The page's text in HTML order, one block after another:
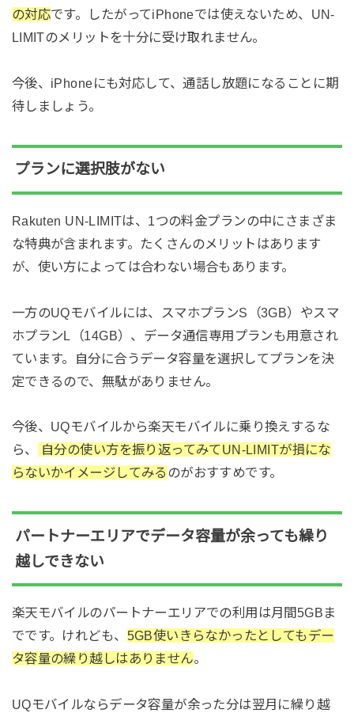
の対応です。したがってiPhoneでは使えないため、UN-
LIMITのメリットを十分に受け取れません。
今後、iPhoneにも対応して、通話し放題になることに期
待しましょう。
プランに選択肢がない
Rakuten UN-LIMITは、1つの料金プランの中にさまざま
な特典が含まれます。たくさんのメリットはあります
が、使い方によっては合わない場合もあります。
一方のUQモバイルには、スマホプランS（3GB）やスマ
ホプランL（14GB）、データ通信専用プランも用意され
ています。自分に合うデータ容量を選択してプランを決
定できるので、無駄がありません。
今後、UQモバイルから楽天モバイルに乗り換えするな
ら、
自分の使い方を振り返ってみてUN-LIMITが損にな
らないかイメージしてみる のがおすすめです。
パートナーエリアでデータ容量が余っても繰り
越しできない
楽天モバイルのパートナーエリアでの利用は月間5GBま
でです。けれども、 5GB使いきらなかったとしてもデー
タ容量の繰り越しはありません。
UQモバイルならデータ容量が余った分は翌月に繰り越